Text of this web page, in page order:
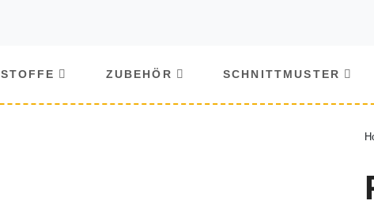
STOFFE ZUBEHÖR SCHNITTMUSTER